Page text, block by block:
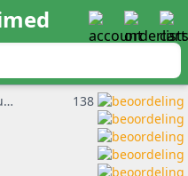
»Medifa Mayo
138